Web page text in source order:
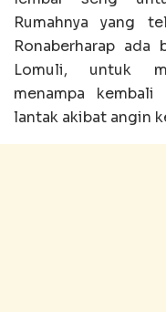
Rumahnya yang
Ronaberharap ada
Lomuli, untuk
menampa
lantak akibat angin